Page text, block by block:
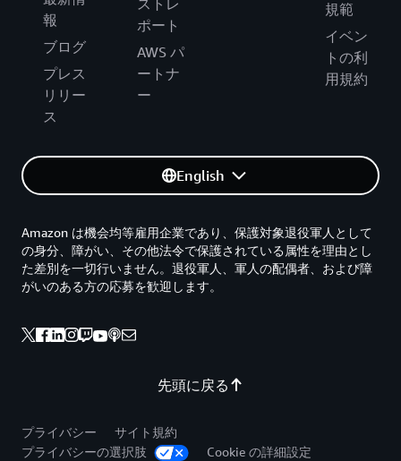
報
ブログ
プレス
リリー
ス
ストレ
ポート
AWS パ
ートナ
ー
規範
イベン
トの利
用規約
English
先頭に戻る
Amazon は機会均等雇用企業であり、保護対象退役軍人として
の身分、障がい、その他法令で保護されている属性を理由とし
た差別を一切行いません。退役軍人、軍人の配偶者、および障
がいのある方の応募を歓迎します。
プライバシー
サイト規約
プライバシーの選択肢
Cookie の詳細設定